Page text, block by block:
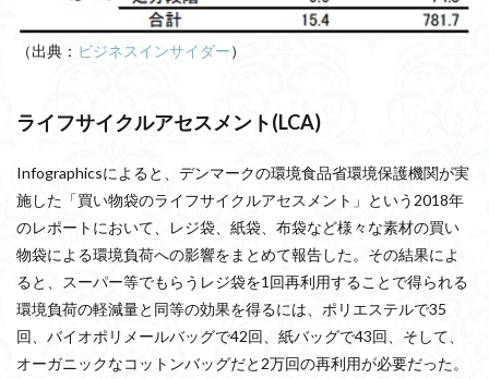
（出典： ビジネスインサイダー）
ライフサイクルアセスメント(LCA)
Infographicsによると、デンマークの環境食品省環境保護機関が実
施した「買い物袋のライフサイクルアセスメント」という2018年
のレポートにおいて、レジ袋、紙袋、布袋など様々な素材の買い
物袋による環境負荷への影響をまとめて報告した。その結果によ
ると、スーパー等でもらうレジ袋を1回再利用することで得られる
環境負荷の軽減量と同等の効果を得るには、ポリエステルで35
回、バイオポリメールバッグで42回、紙バッグで43回、そして、
オーガニックなコットンバッグだと2万回の再利用が必要だった。